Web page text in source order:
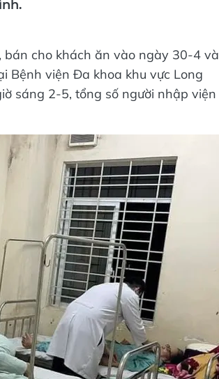
bán cho khách ăn vào ngày 30-4 và
Bệnh viện Đa khoa khu vực Long
sáng 2-5, tổng số người nhập viện